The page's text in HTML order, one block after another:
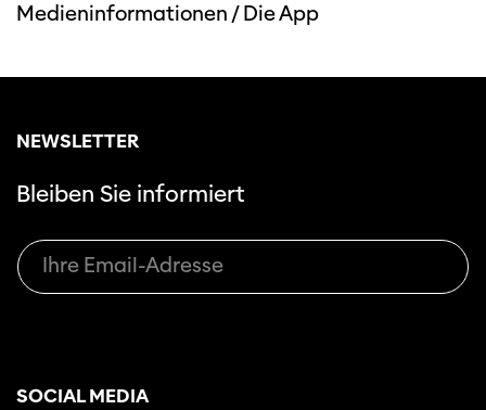
Medieninformationen /Die App
NEWSLETTER
Bleiben Sie informiert
SOCIAL MEDIA